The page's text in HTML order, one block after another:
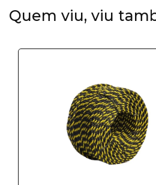
Quem viu, viu